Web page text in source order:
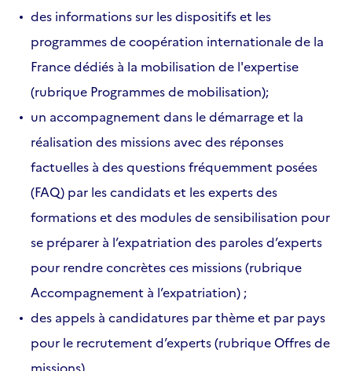
des informations sur les dispositifs et les
programmes de coopération internationale de la
France dédiés à la mobilisation de l'expertise
(rubrique Programmes de mobilisation);
un accompagnement dans le démarrage et la
réalisation des missions avec des réponses
factuelles à des questions fréquemment posées
(FAQ) par les candidats et les experts des
formations et des modules de sensibilisation pour
se préparer à l’expatriation des paroles d’experts
pour rendre concrètes ces missions (rubrique
Accompagnement à l’expatriation) ;
des appels à candidatures par thème et par pays
pour le recrutement d’experts (rubrique Offres de
missions).